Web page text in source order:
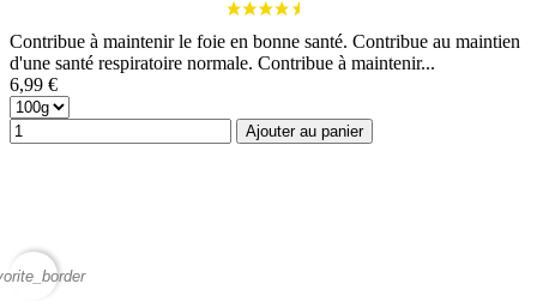
Contribue à maintenir le foie en bonne santé. Contribue au maintien
d'une santé respiratoire normale. Contribue à maintenir...
6,99 €
Ajouter au panier